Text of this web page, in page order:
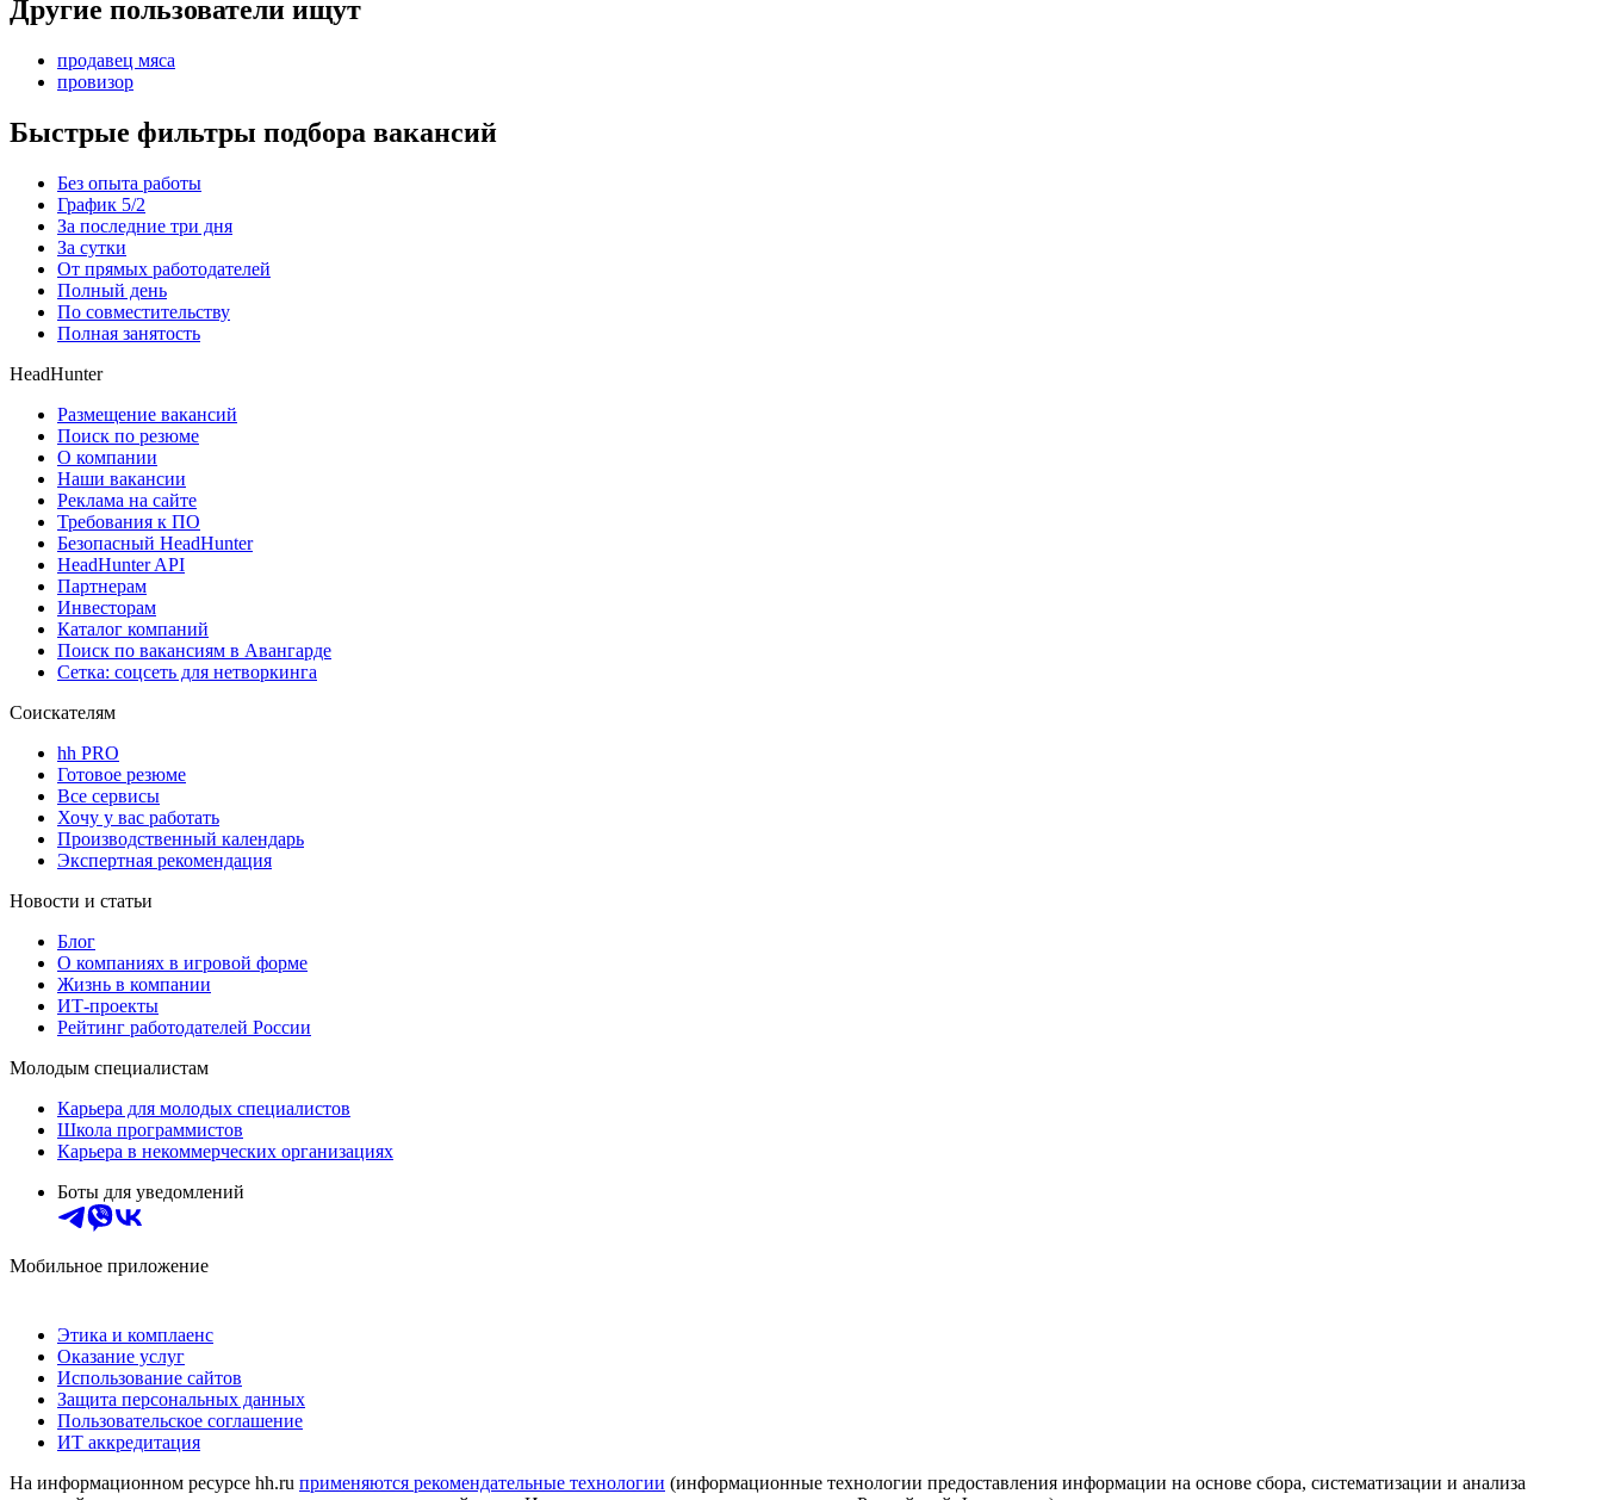
Другие пользователи ищут
продавец мяса
провизор
Быстрые фильтры подбора вакансий
Без опыта работы
График 5/2
За последние три дня
За сутки
От прямых работодателей
Полный день
По совместительству
Полная занятость
HeadHunter
Размещение вакансий
Поиск по резюме
О компании
Наши вакансии
Реклама на сайте
Требования к ПО
Безопасный HeadHunter
HeadHunter API
Партнерам
Инвесторам
Каталог компаний
Поиск по вакансиям в Авангарде
Сетка: соцсеть для нетворкинга
Соискателям
hh PRO
Готовое резюме
Все сервисы
Хочу у вас работать
Производственный календарь
Экспертная рекомендация
Новости и статьи
Блог
О компаниях в игровой форме
Жизнь в компании
ИТ-проекты
Рейтинг работодателей России
Молодым специалистам
Карьера для молодых специалистов
Школа программистов
Карьера в некоммерческих организациях
Боты для уведомлений
Мобильное приложение
Этика и комплаенс
Оказание услуг
Использование сайтов
Защита персональных данных
Пользовательское соглашение
ИТ аккредитация
На информационном ресурсе hh.ru применяются рекомендательные технологии (информационные технологии предоставления информации на основе сбора, систематизации и анализа